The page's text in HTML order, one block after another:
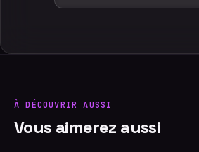
À DÉCOUVRIR AUSSI
Vous aimerez aussi